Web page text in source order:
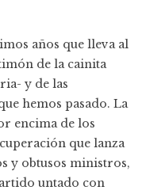
años que lleva al
de la cainita
y de las
hemos pasado. La
encima de los
que lanza
y obtusos ministros,
untado con